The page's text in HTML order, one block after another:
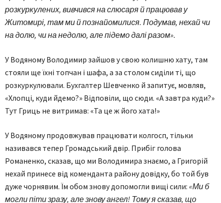
розкуркулених, вивчився на слюсаря й працював у
Житомирі, там ми й познайомилися. Подумав, нехай чи
на долю, чи на недолю, але підемо далі разом».
У Водяному Володимир зайшов у свою колишню хату, там
стояли ще їхні топчан і шафа, а за столом сиділи ті, що
розкуркулювали. Бухгалтер Шевченко й запитує, мовляв,
«Хлопці, куди йдемо?» Відповіли, що сюди. «А завтра куди?»
Тут Гриць не витримав: «Та це ж його хата!»
У Водяному продовжував працювати колгосп, тільки
називався тепер Громадський двір. Прибіг голова
Романенко, сказав, що ми Володимира знаємо, а Григорій
нехай принесе від коменданта району довідку, бо той був
дуже чорнявим. Їм обом знову допомогли вищі сили: «Ми б
могли піти зразу, але знову ангел! Тому я сказав, що